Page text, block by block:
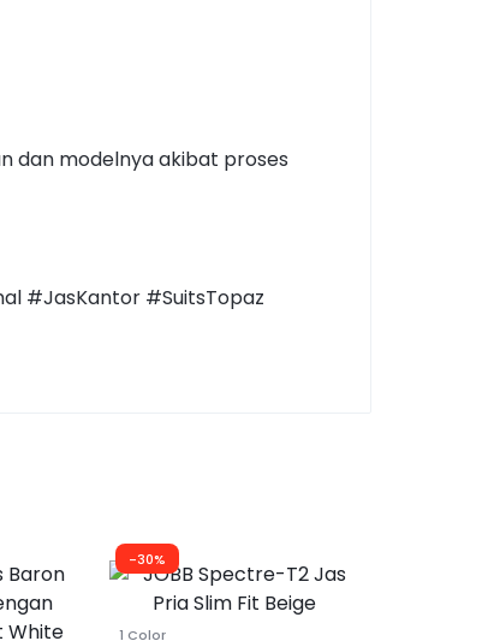
dan modelnya akibat proses
#JasKantor #SuitsTopaz
-30%
1 Color